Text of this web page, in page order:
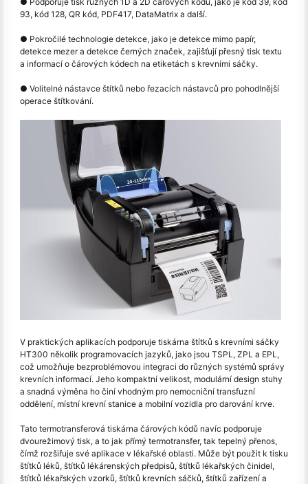
93, kód 128, QR kód, PDF417, DataMatrix a další.
● Pokročilé technologie detekce, jako je detekce mimo papír,
detekce mezer a detekce černých značek, zajišťují přesný tisk textu
a informací o čárových kódech na etiketách s krevními sáčky.
● Volitelné nástavce štítků nebo řezacích nástavců pro pohodlnější
operace štítkování.
V praktických aplikacích podporuje tiskárna štítků s krevními sáčky
HT300 několik programovacích jazyků, jako jsou TSPL, ZPL a EPL,
což umožňuje bezproblémovou integraci do různých systémů správy
krevních informací. Jeho kompaktní velikost, modulární design stuhy
a snadná výměna ho činí vhodným pro nemocniční transfuzní
oddělení, místní krevní stanice a mobilní vozidla pro darování krve.
Tato termotransferová tiskárna čárových kódů navíc podporuje
dvourežimový tisk, a to jak přímý termotransfer, tak tepelný přenos,
čímž rozšiřuje své aplikace v lékařské oblasti. Může být použit k tisku
štítků léků, štítků lékárenských předpisů, štítků lékařských činidel,
štítků lékařských vzorků, štítků krevních sáčků, štítků zařízení a